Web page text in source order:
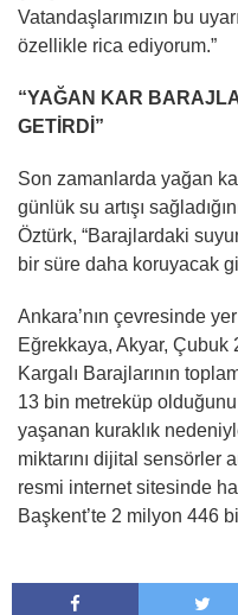
Vatandaşlarımızın bu
özellikle rica ediyorum.”
“YAĞAN KAR
GETİRDİ”
Son zamanlarda yağan
günlük su artışı
Öztürk, “Barajlardaki
bir süre daha koruyacak
Ankara’nın çevresinde
Eğrekkaya, Akyar,
Kargalı Barajlarının
13 bin metreküp
yaşanan kuraklık
miktarını dijital sensörler
resmi internet sitesinde
Başkent’te 2 milyon 446